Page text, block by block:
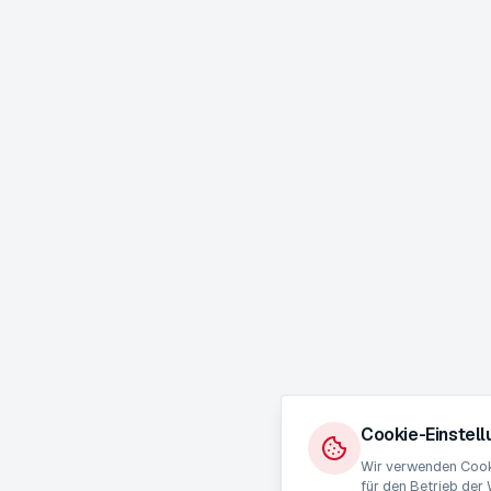
Cookie-
Wir verwenden
für den Betrieb der